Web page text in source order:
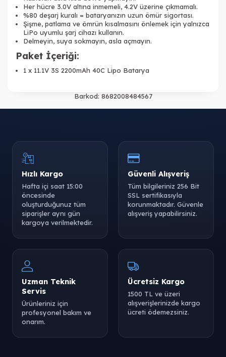
Her hücre 3.0V altına inmemeli, 4.2V üzerine çıkmamalı.
%80 deşarj kuralı = bataryanızın uzun ömür sigortası.
Şişme, patlama ve ömrün kısalmasını önlemek için yalnızca
LiPo uyumlu şarj cihazı kullanın.
Delmeyin, suya sokmayın, asla açmayın.
Paket İçeriği:
1 x 11.1V 3S 2200mAh 40C Lipo Batarya
Barkod: 8682008484567
Hızlı Kargo
Hafta içi saat 15:00
öncesinde
oluşturduğunuz tüm
siparişler aynı gün
kargoya verilmektedir.
Güvenli Alışveriş
Tüm bilgileriniz 256 Bit
SSL sertifikasıyla
korunmaktadır. Güvenle
alışveriş yapabilirsiniz.
Uzman Teknik
Servis
Ürünleriniz için
profesyonel bakım ve
onarım.
Ücretsiz Kargo
1500 TL ve üzeri
alışverişlerinizde kargo
ücreti ödemezsiniz.